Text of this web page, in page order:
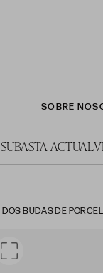
SOBRE
SUBASTA ACTUAL
DOS BUDAS DE